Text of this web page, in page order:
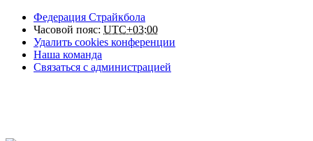
Федерация Страйкбола
Часовой пояс: UTC+03:00
Удалить cookies конференции
Наша команда
Связаться с администрацией